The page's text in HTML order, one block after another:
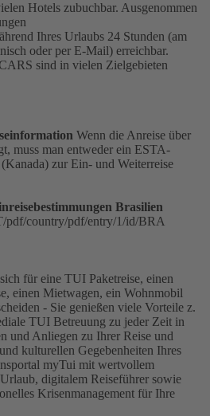
Hotels zubuchbar. Ausgenommen
Ihres Urlaubs 24 Stunden (am
oder per E-Mail) erreichbar.
sind in vielen Zielgebieten
Wenn die Anreise über
muss man entweder ein ESTA-
zur Ein- und Weiterreise
Brasilien
country/pdf/entry/1/id/BRA
für eine TUI Paketreise, einen
einen Mietwagen, ein Wohnmobil
- Sie genießen viele Vorteile z.
TUI Betreuung zu jeder Zeit in
und Anliegen zu Ihrer Reise und
kulturellen Gegebenheiten Ihres
myTui mit wertvollem
digitalem Reiseführer sowie
Krisenmanagement für Ihre